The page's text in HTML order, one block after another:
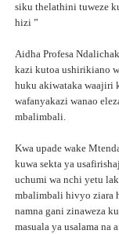
siku thelathini tuweze
hizi ”
Aidha ­Profesa
kazi kutoa ushirikiano
huku akiwataka waajiri
wafanyakazi wanao
mbalimbali.
Kwa upade wake
kuwa sekta ya
uchumi wa nchi yetu
mbalimbali hivyo ziara
namna gani zinaweza
masuala ya usalama na